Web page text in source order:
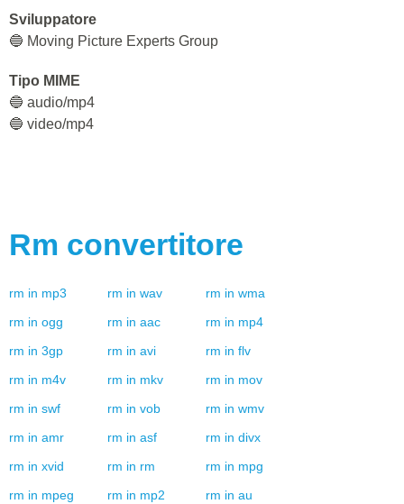
Sviluppatore
🔵 Moving Picture Experts Group
Tipo MIME
🔵 audio/mp4
🔵 video/mp4
Rm convertitore
rm in mp3 rm in wav rm in wma
rm in ogg rm in aac rm in mp4
rm in 3gp rm in avi rm in flv
rm in m4v rm in mkv rm in mov
rm in swf rm in vob rm in wmv
rm in amr rm in asf rm in divx
rm in xvid rm in rm rm in mpg
rm in mpeg rm in mp2 rm in au